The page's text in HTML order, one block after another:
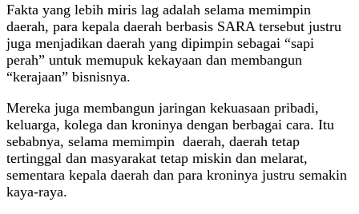
Fakta yang lebih miris lag adalah selama memimpin
daerah, para kepala daerah berbasis SARA tersebut justru
juga menjadikan daerah yang dipimpin sebagai “sapi
perah” untuk memupuk kekayaan dan membangun
“kerajaan” bisnisnya.
Mereka juga membangun jaringan kekuasaan pribadi,
keluarga, kolega dan kroninya dengan berbagai cara. Itu
sebabnya, selama memimpin daerah, daerah tetap
tertinggal dan masyarakat tetap miskin dan melarat,
sementara kepala daerah dan para kroninya justru semakin
kaya-raya.